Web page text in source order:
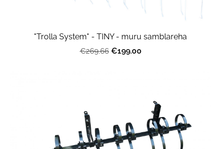
"Trolla System" - TINY - muru samblareha
€269.66 €199.00